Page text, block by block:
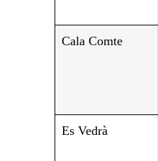
Cala Comte
Es Vedrà